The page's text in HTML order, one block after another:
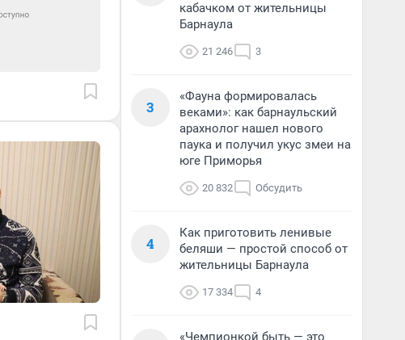
кабачком от жительницы
Барнаула
21 246 3
3
«Фауна формировалась
веками»: как барнаульский
арахнолог нашел нового
паука и получил укус змеи на
юге Приморья
20 832 Обсудить
4
Как приготовить ленивые
беляши — простой способ от
жительницы Барнаула
17 334 4
«Чемпионкой быть — это